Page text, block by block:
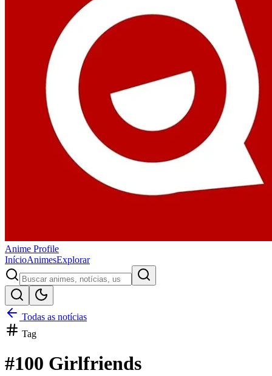
Anime Profile
InícioAnimesExplorar
Todas as notícias
Tag
#100 Girlfriends